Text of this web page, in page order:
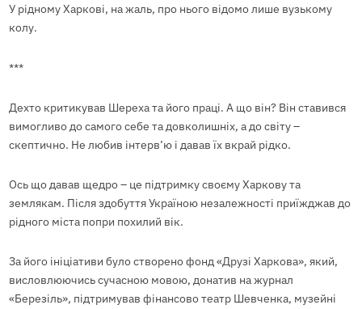
У рідному Харкові, на жаль, про нього відомо лише вузькому
колу.
***
Дехто критикував Шереха та його праці. А що він? Він ставився
вимогливо до самого себе та довколишніх, а до світу –
скептично. Не любив інтерв’ю і давав їх вкрай рідко.
Ось що давав щедро – це підтримку своєму Харкову та
землякам. Після здобуття Україною незалежності приїжджав до
рідного міста попри похилий вік.
За його ініціативи було створено фонд «Друзі Харкова», який,
висловлюючись сучасною мовою, донатив на журнал
«Березіль», підтримував фінансово театр Шевченка, музейні